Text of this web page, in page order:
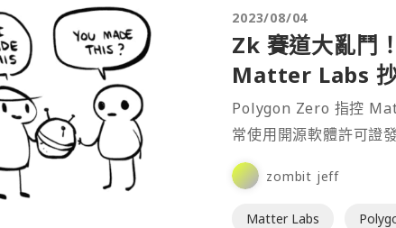
2023/08/04
Zk 賽道大亂鬥
Matter Labs
隔岸觀火
Polygon Zero 指控 Matter
常使用開源軟體許可證
zombit jeff
Matter Labs